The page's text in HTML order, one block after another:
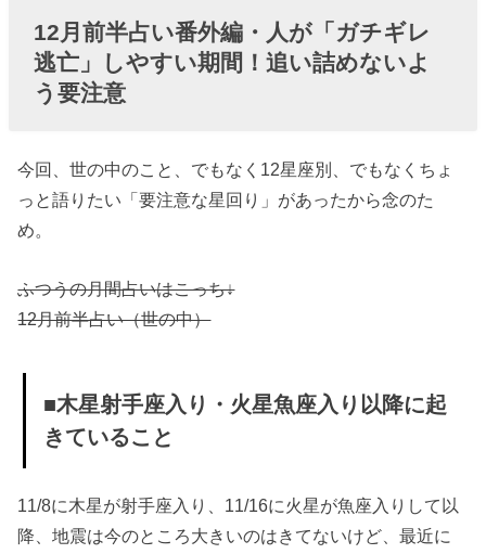
「ガチギレ逃
亡」しやすい
期間！追い詰
注意
» ■木星
火星魚
起きて
いるこ
12月前半占い番外編・人が「ガチギレ
逃亡」しやすい期間！追い詰めないよ
う要注意
今回、世の中のこと、でもなく12星座別、でもなくちょ
っと語りたい「要注意な星回り」があったから念のた
め。
ふつうの月間占いはこっち↓
12月前半占い（世の中）
■木星射手座入り・火星魚座入り以降に起
きていること
11/8に木星が射手座入り、11/16に火星が魚座入りして以
降、地震は今のところ大きいのはきてないけど、最近に